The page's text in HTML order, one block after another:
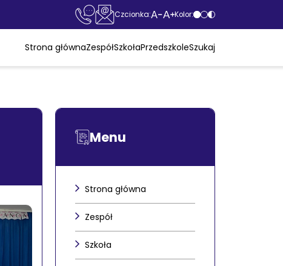
Czcionka: Kolor:
Strona głównaZespółSzkołaPrzedszkoleSzukaj
Menu
Strona główna
Zespół
Szkoła